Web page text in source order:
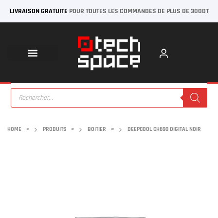
LIVRAISON GRATUITE POUR TOUTES LES COMMANDES DE PLUS DE 300DT
HOME > PRODUITS > BOITIER > DEEPCOOL CH690 DIGITAL NOIR